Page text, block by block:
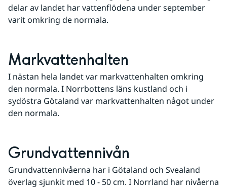
delar av landet har vattenflödena under september
varit omkring de normala.
Markvattenhalten
I nästan hela landet var markvattenhalten omkring
den normala. I Norrbottens läns kustland och i
sydöstra Götaland var markvattenhalten något under
den normala.
Grundvattennivån
Grundvattennivåerna har i Götaland och Svealand
överlag sjunkit med 10 - 50 cm. I Norrland har nivåerna